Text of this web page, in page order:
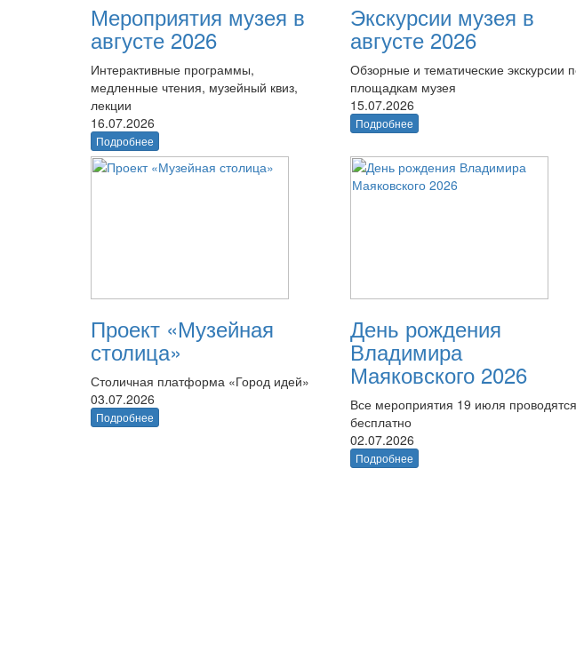
Мероприятия музея в
августе 2026
Интерактивные программы,
медленные чтения, музейный квиз,
лекции
16.07.2026
Подробнее
Экскурсии музея в
августе 2026
Обзорные и тематические экскурсии
площадкам музея
15.07.2026
Подробнее
Проект «Музейная
столица»
Столичная платформа «Город идей»
03.07.2026
Подробнее
День рождения
Владимира
Маяковского 2026
Все мероприятия 19 июля проводятся
бесплатно
02.07.2026
Подробнее